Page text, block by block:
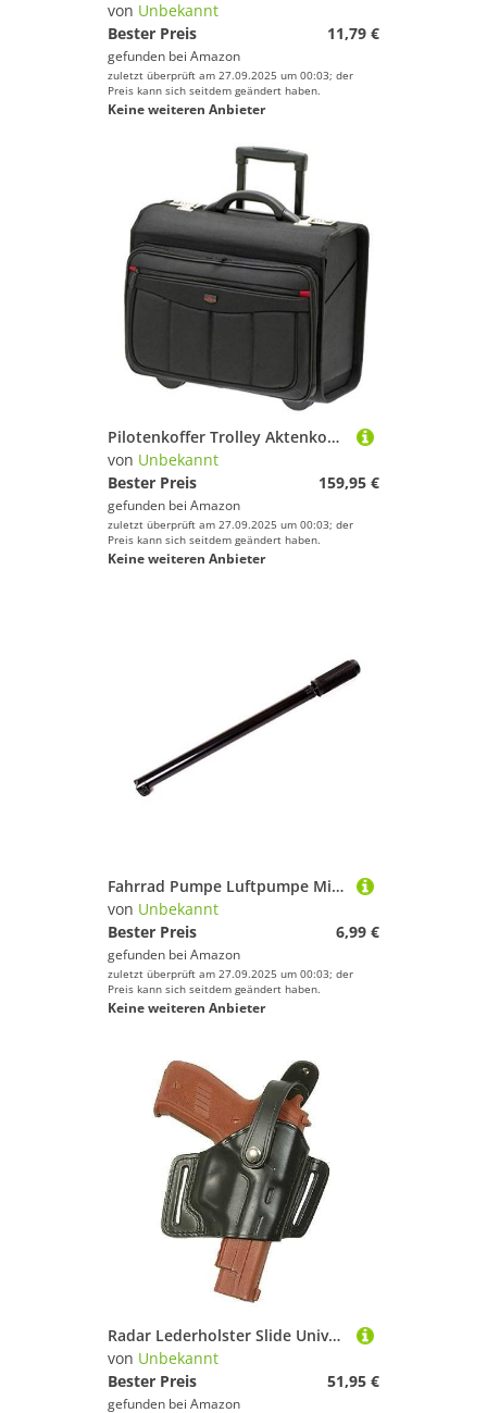
von Unbekannt
Bester Preis
11,79 €
gefunden bei Amazon
zuletzt überprüft am 27.09.2025 um 00:03; der
Preis kann sich seitdem geändert haben.
Keine weiteren Anbieter
Pilotenkoffer Trolley Aktenkoffer mit Rollen und Laptopfach 15" Zoll Business Laptop Trolley Handgepäck
von Unbekannt
Bester Preis
159,95 €
gefunden bei Amazon
zuletzt überprüft am 27.09.2025 um 00:03; der
Preis kann sich seitdem geändert haben.
Keine weiteren Anbieter
Fahrrad Pumpe Luftpumpe Minipumpe für DV-Ventil 365-410 mm
von Unbekannt
Bester Preis
6,99 €
gefunden bei Amazon
zuletzt überprüft am 27.09.2025 um 00:03; der
Preis kann sich seitdem geändert haben.
Keine weiteren Anbieter
Radar Lederholster Slide Universal - Rechts
von Unbekannt
Bester Preis
51,95 €
gefunden bei Amazon